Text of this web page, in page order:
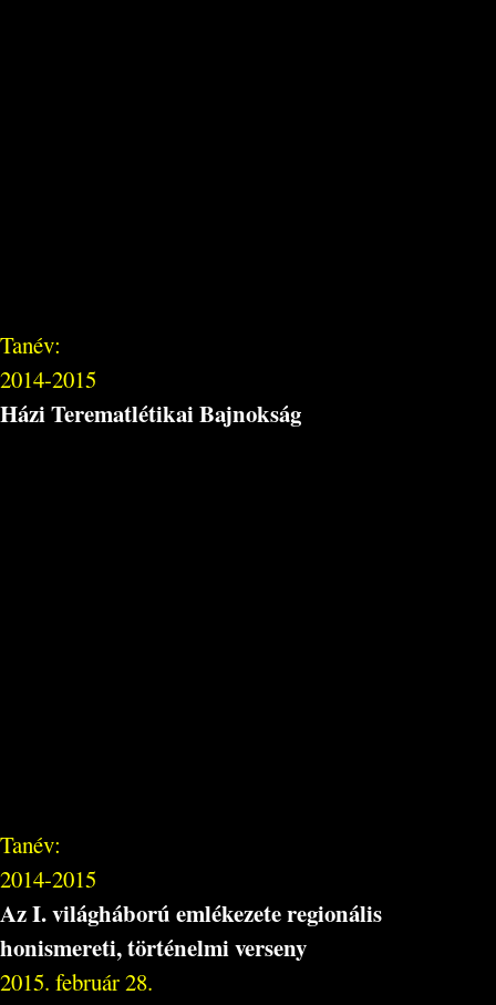
Tanév:
2014-2015
Házi Terematlétikai Bajnokság
Tanév:
2014-2015
Az I. világháború emlékezete regionális
honismereti, történelmi verseny
2015. február 28.